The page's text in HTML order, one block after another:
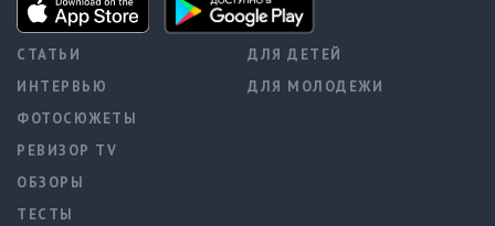
СТАТЬИ
ИНТЕРВЬЮ
ФОТОСЮЖЕТЫ
РЕВИЗОР TV
ОБЗОРЫ
ТЕСТЫ
ДЛЯ ДЕТЕЙ
ДЛЯ МОЛОДЕЖИ